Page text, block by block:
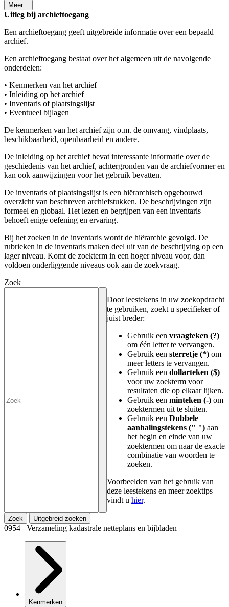
Meer...
Uitleg bij archieftoegang
Een archieftoegang geeft uitgebreide informatie over een bepaald
archief.
Een archieftoegang bestaat over het algemeen uit de navolgende
onderdelen:
• Kenmerken van het archief
• Inleiding op het archief
• Inventaris of plaatsingslijst
• Eventueel bijlagen
De kenmerken van het archief zijn o.m. de omvang, vindplaats,
beschikbaarheid, openbaarheid en andere.
De inleiding op het archief bevat interessante informatie over de
geschiedenis van het archief, achtergronden van de archiefvormer en
kan ook aanwijzingen voor het gebruik bevatten.
De inventaris of plaatsingslijst is een hiërarchisch opgebouwd
overzicht van beschreven archiefstukken. De beschrijvingen zijn
formeel en globaal. Het lezen en begrijpen van een inventaris
behoeft enige oefening en ervaring.
Bij het zoeken in de inventaris wordt de hiërarchie gevolgd. De
rubrieken in de inventaris maken deel uit van de beschrijving op een
lager niveau. Komt de zoekterm in een hoger niveau voor, dan
voldoen onderliggende niveaus ook aan de zoekvraag.
Zoek
Door leestekens in uw zoekopdracht
te gebruiken, zoekt u specifieker of
juist breder:
Gebruik een vraagteken (?)
om één letter te vervangen.
Gebruik een sterretje (*) om
meer letters te vervangen.
Gebruik een dollarteken ($)
voor uw zoekterm voor
resultaten die op elkaar lijken.
Gebruik een minteken (-) om
zoektermen uit te sluiten.
Gebruik een Dubbele
aanhalingstekens (" ") aan
het begin en einde van uw
zoektermen om naar de exacte
combinatie van woorden te
zoeken.
Voorbeelden van het gebruik van
deze leestekens en meer zoektips
vindt u hier.
Zoek Uitgebreid zoeken
0954 Verzameling kadastrale netteplans en bijbladen
Kenmerken